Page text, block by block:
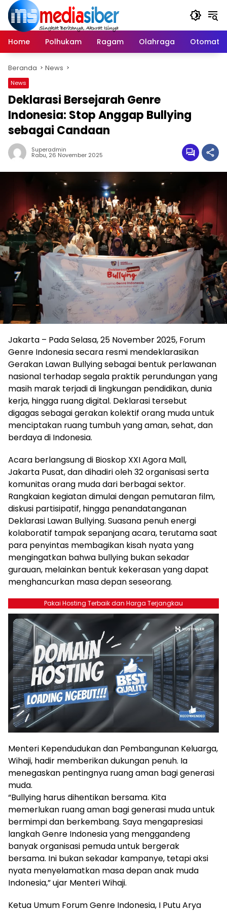
Langsung
konten
Home
Polhukam Ragam Olahraga Otomatif
Beranda News
News
Deklarasi Bersejarah Genre
Indonesia: Stop Anggap Bullying
sebagai Candaan
Superadmin
Rabu, 26 November 2025
Jakarta – Pada Selasa, 25 November 2025, Forum
Genre Indonesia secara resmi mendeklarasikan
Gerakan Lawan Bullying sebagai bentuk perlawanan
nasional terhadap segala praktik perundungan yang
masih marak terjadi di lingkungan pendidikan, dunia
kerja, hingga ruang digital. Deklarasi tersebut
digagas sebagai gerakan kolektif orang muda untuk
menciptakan ruang tumbuh yang aman, sehat, dan
berdaya di Indonesia.
Acara berlangsung di Bioskop XXI Agora Mall,
Jakarta Pusat, dan dihadiri oleh 32 organisasi serta
komunitas orang muda dari berbagai sektor.
Rangkaian kegiatan dimulai dengan pemutaran film,
diskusi partisipatif, hingga penandatanganan
Deklarasi Lawan Bullying. Suasana penuh energi
kolaboratif tampak sepanjang acara, terutama saat
para penyintas membagikan kisah nyata yang
mengingatkan bahwa bullying bukan sekadar
gurauan, melainkan bentuk kekerasan yang dapat
menghancurkan masa depan seseorang.
Pakai Hosting Terbaik dan Harga Terjangkau
Menteri Kependudukan dan Pembangunan Keluarga,
Wihaji, hadir memberikan dukungan penuh. Ia
menegaskan pentingnya ruang aman bagi generasi
muda.
“Bullying harus dihentikan bersama. Kita
memerlukan ruang aman bagi generasi muda untuk
bermimpi dan berkembang. Saya mengapresiasi
langkah Genre Indonesia yang menggandeng
banyak organisasi pemuda untuk bergerak
bersama. Ini bukan sekadar kampanye, tetapi aksi
nyata menyelamatkan masa depan anak muda
Indonesia,” ujar Menteri Wihaji.
Ketua Umum Forum Genre Indonesia, I Putu Arya